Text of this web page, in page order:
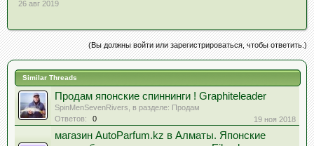
26 авг 2019
(Вы должны войти или зарегистрироваться, чтобы ответить.)
Similar Threads
Продам японские спиннинги ! Graphiteleader
SpinMenSevenRivers , в разделе: Продам
Ответов:
0 19 ноя 2018
магазин AutoParfum.kz в Алматы. Японские